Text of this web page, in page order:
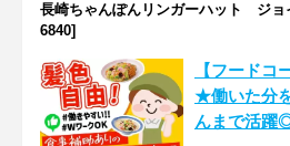
長崎ちゃんぽんリンガーハット ジ
6840]
【フードコ
★働いた分
んまで活躍